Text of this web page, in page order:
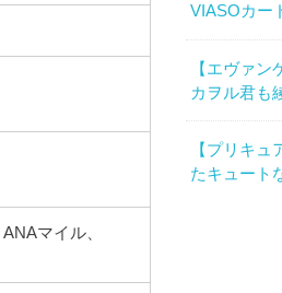
マイル、
VIASOカー
【エヴァ
カヲル君も
【プリキ
たキュート